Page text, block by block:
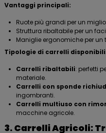
Vantaggi principali:
Ruote più grandi per un
Struttura ribaltabile per un
Maniglie ergonomiche per
Tipologie di carrelli
Carrelli ribaltabili: perfetti
materiale.
Carrelli con sponde
ingombranti.
Carrelli multiuso con
macchine agricole.
3. Carrelli Agricoli: